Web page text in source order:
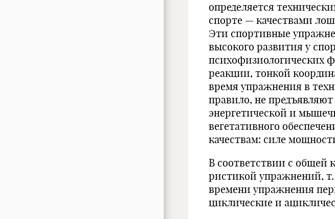
определяется
спорте — качествами
Эти спортивные
высокого развития у
психофизиологических
реакции, тон­кой
время упражнения в
правило, не
энергетической и
вегетативного
качествам: силе
В соответствии с общей
ристикой упражнений,
времени упражнения
циклические и